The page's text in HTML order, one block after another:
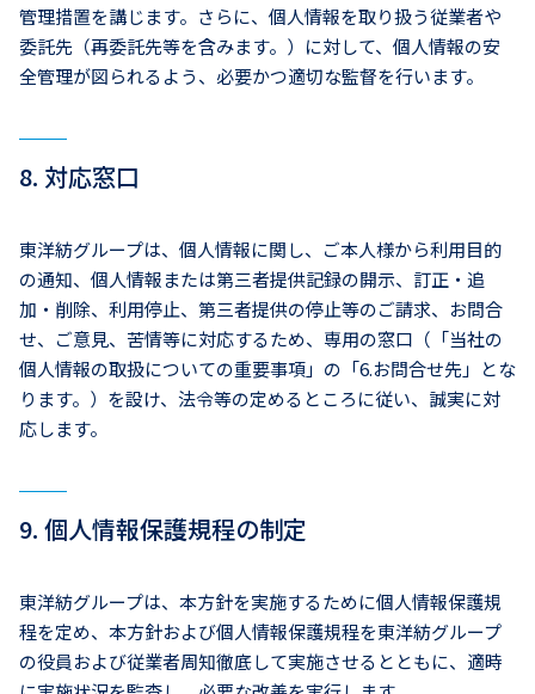
管理措置を講じます。さらに、個人情報を取り扱う従業者や
委託先（再委託先等を含みます。）に対して、個人情報の安
全管理が図られるよう、必要かつ適切な監督を行います。
8. 対応窓口
東洋紡グループは、個人情報に関し、ご本人様から利用目的
の通知、個人情報または第三者提供記録の開示、訂正・追
加・削除、利用停止、第三者提供の停止等のご請求、お問合
せ、ご意見、苦情等に対応するため、専用の窓口（「当社の
個人情報の取扱についての重要事項」の「6.お問合せ先」とな
ります。）を設け、法令等の定めるところに従い、誠実に対
応します。
9. 個人情報保護規程の制定
東洋紡グループは、本方針を実施するために個人情報保護規
程を定め、本方針および個人情報保護規程を東洋紡グループ
の役員および従業者周知徹底して実施させるとともに、適時